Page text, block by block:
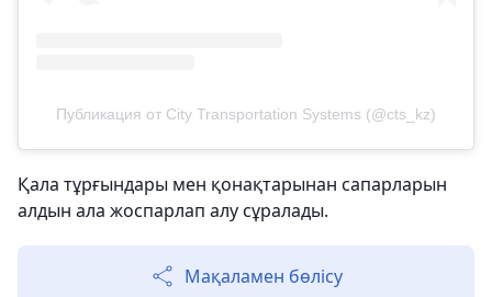
Публикация от City Transportation Systems (@cts_kz)
Қала тұрғындары мен қонақтарынан сапарларын
алдын ала жоспарлап алу сұралады.
Мақаламен бөлісу